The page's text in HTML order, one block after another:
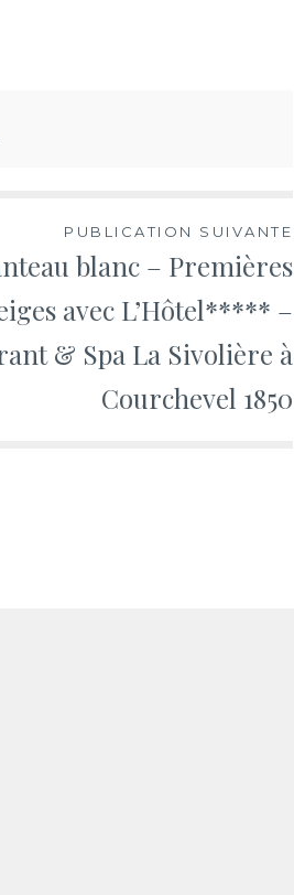
PUBLICATION SUIVANTE
blanc – Premières
avec L’Hôtel***** –
& Spa La Sivolière à
Courchevel 1850